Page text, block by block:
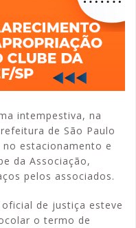
intempestiva, na
de São Paulo
estacionamento e
da Associação,
pelos associados.
de justiça esteve
o termo de